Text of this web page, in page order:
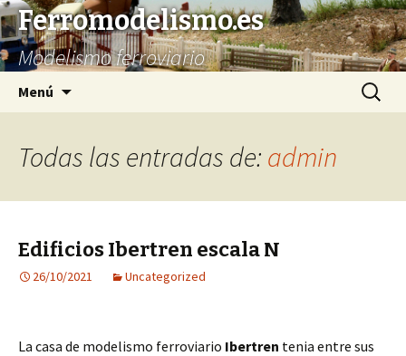
Ferromodelismo.es
Modelismo ferroviario
Menú Buscar:
Todas las entradas de: admin
Edificios Ibertren escala N
26/10/2021 Uncategorized
La casa de modelismo ferroviario Ibertren tenia entre sus